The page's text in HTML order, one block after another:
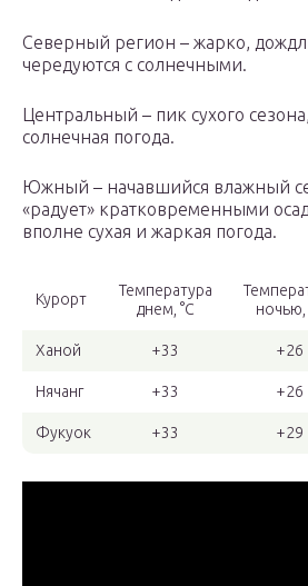
Северный регион – жарко,
чередуются с солнечными.
Центральный – пик сухого
солнечная погода.
Южный – начавшийся влажный
«радует» кратковременными
вполне сухая и жаркая погода.
Курорт
Температура
днем, °С
ночью,
Ханой +33 +26
Нячанг +33 +26
Фукуок +33 +29